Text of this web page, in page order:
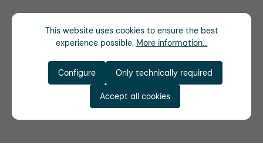
This website uses cookies to ensure the best
experience possible. More information...
Only technically required
Configure
Accept all cookies